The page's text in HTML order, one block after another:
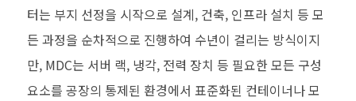
터는 부지 선정을 시작으로 설계, 건축, 인프라 설치 등 모
든 과정을 순차적으로 진행하여 수년이 걸리는 방식이지
만, MDC는 서버 랙, 냉각, 전력 장치 등 필요한 모든 구성
요소를 공장의 통제된 환경에서 표준화된 컨테이너나 모